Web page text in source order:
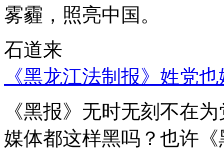
雾霾，照亮中国。
石道来
《黑龙江法制报》姓党
《黑报》无时无刻不在
媒体都这样黑吗？也许